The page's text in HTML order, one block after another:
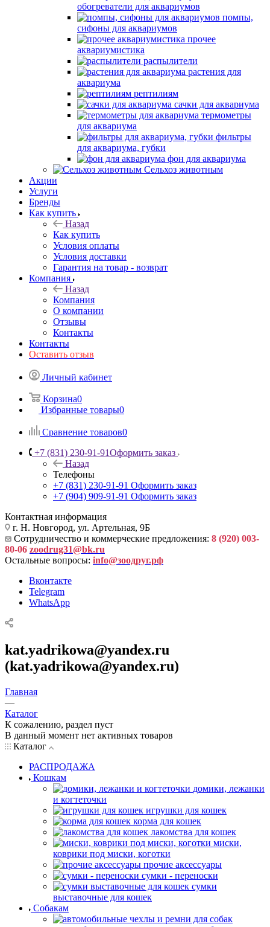
обогреватели для аквариумов
помпы,
сифоны для аквариумов
прочее
аквариумистика
распылители
растения для
аквариума
рептилиям
сачки для аквариума
термометры
для аквариума
фильтры
для аквариума, губки
фон для аквариума
Сельхоз животным
Акции
Услуги
Бренды
Как купить
Назад
Как купить
Условия оплаты
Условия доставки
Гарантия на товар - возврат
Компания
Назад
Компания
О компании
Отзывы
Контакты
Контакты
Оставить отзыв
Личный кабинет
Корзина0
Избранные товары0
Сравнение товаров0
+7 (831) 230-91-91Оформить заказ
Назад
Телефоны
+7 (831) 230-91-91 Оформить заказ
+7 (904) 909-91-91 Оформить заказ
Контактная информация
г. Н. Новгород, ул. Артельная, 9Б
Сотрудничество и коммерческие предложения: 8 (920) 003-
80-06 zoodrug31@bk.ru
Остальные вопросы: info@зоодруг.рф
Вконтакте
Telegram
WhatsApp
kat.yadrikowa@yandex.ru
(kat.yadrikowa@yandex.ru)
Главная
—
Каталог
К сожалению, раздел пуст
В данный момент нет активных товаров
Каталог
РАСПРОДАЖА
Кошкам
домики, лежанки
и когтеточки
игрушки для кошек
корма для кошек
лакомства для кошек
миски,
коврики под миски, коготки
прочие аксессуары
сумки - переноски
сумки
выставочные для кошек
Собакам